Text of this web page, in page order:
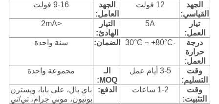
الجهد
القياسي:
12 فولت
الجهد
العامل:
9-16 فولت
تيار
العمل:
5A
التيار
الهادئ:
<2mA
درجة
حرارة
العمل:
-30°C ~ +80°C الضمان: سنة واحدة
وقت
التسليم:
3-5 أيام عمل
الـ
MOQ:
مجموعة واحدة
وقت
التثبيت:
1-2 ساعات الدفع:
باي بال، علي بابا، ويسترن
يونيون، موني جرام، تي/تي